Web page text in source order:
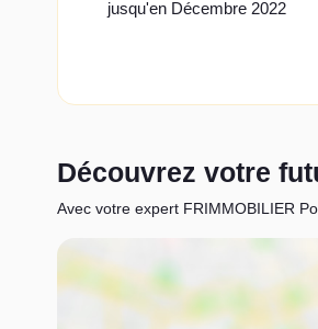
jusqu'en Décembre 2022
Découvrez votre
Avec votre expert FRIMMOBILIER